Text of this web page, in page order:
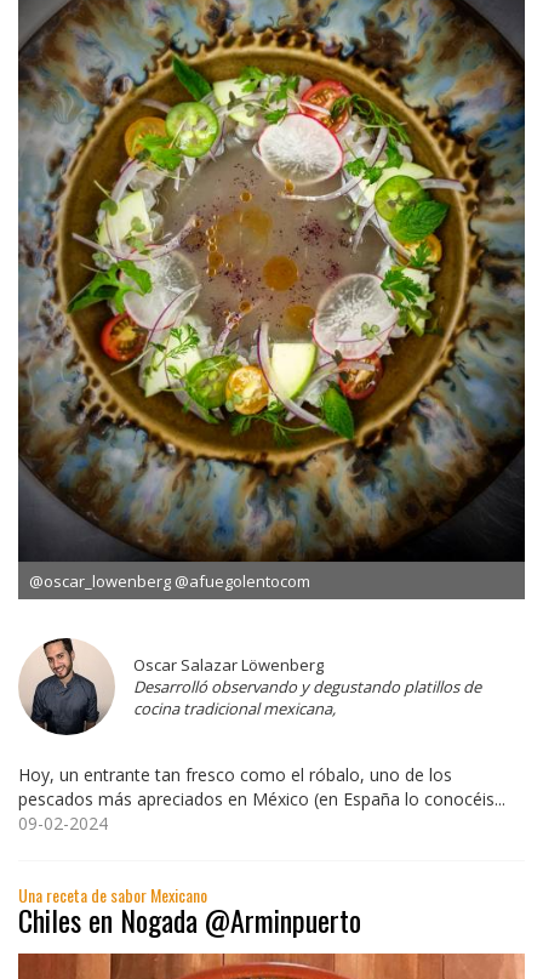
@oscar_lowenberg @afuegolentocom
Oscar Salazar Löwenberg
Desarrolló observando y degustando platillos de
cocina tradicional mexicana,
Hoy, un entrante tan fresco como el róbalo, uno de los
pescados más apreciados en México (en España lo conocéis...
09-02-2024
Una receta de sabor Mexicano
Chiles en Nogada @Arminpuerto